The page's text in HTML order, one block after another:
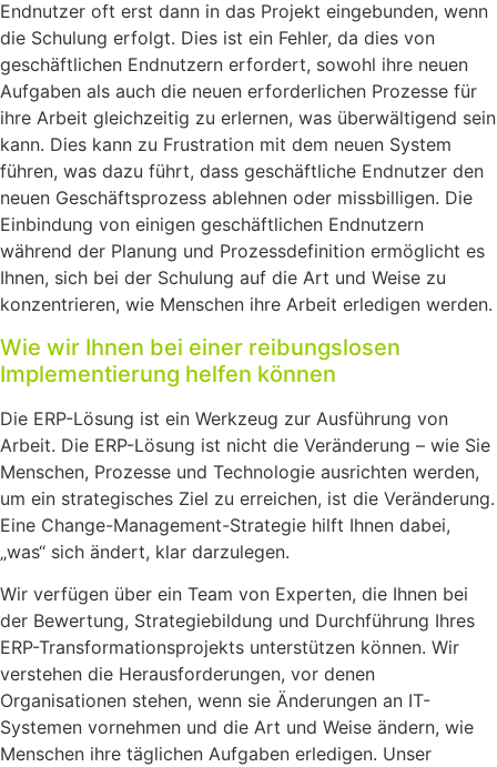
Endnutzer oft erst dann in das Projekt eingebunden, wenn
die Schulung erfolgt. Dies ist ein Fehler, da dies von
geschäftlichen Endnutzern erfordert, sowohl ihre neuen
Aufgaben als auch die neuen erforderlichen Prozesse für
ihre Arbeit gleichzeitig zu erlernen, was überwältigend sein
kann. Dies kann zu Frustration mit dem neuen System
führen, was dazu führt, dass geschäftliche Endnutzer den
neuen Geschäftsprozess ablehnen oder missbilligen. Die
Einbindung von einigen geschäftlichen Endnutzern
während der Planung und Prozessdefinition ermöglicht es
Ihnen, sich bei der Schulung auf die Art und Weise zu
konzentrieren, wie Menschen ihre Arbeit erledigen werden.
Wie wir Ihnen bei einer reibungslosen
Implementierung helfen können
Die ERP-Lösung ist ein Werkzeug zur Ausführung von
Arbeit. Die ERP-Lösung ist nicht die Veränderung – wie Sie
Menschen, Prozesse und Technologie ausrichten werden,
um ein strategisches Ziel zu erreichen, ist die Veränderung.
Eine Change-Management-Strategie hilft Ihnen dabei,
„was“ sich ändert, klar darzulegen.
Wir verfügen über ein Team von Experten, die Ihnen bei
der Bewertung, Strategiebildung und Durchführung Ihres
ERP-Transformationsprojekts unterstützen können. Wir
verstehen die Herausforderungen, vor denen
Organisationen stehen, wenn sie Änderungen an IT-
Systemen vornehmen und die Art und Weise ändern, wie
Menschen ihre täglichen Aufgaben erledigen. Unser